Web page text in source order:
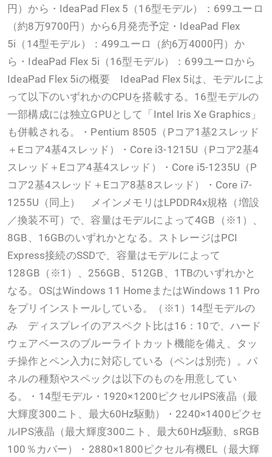
円）から・IdeaPad Flex 5（16型モデル）：699ユーロ
（約8万9700円）から6月発売予定・IdeaPad Flex
5i（14型モデル）：499ユーロ（約6万4000円）か
ら・IdeaPad Flex 5i（16型モデル）：699ユーロから
IdeaPad Flex 5iの概要 IdeaPad Flex 5iは、モデルによ
って以下のいずれかのCPUを搭載する。16型モデルの
一部構成には独立GPUとして「Intel Iris Xe Graphics」
も併載される。・Pentium 8505（Pコア1基2スレッド
＋Eコア4基4スレッド）・Core i3-1215U（Pコア2基4
スレッド＋Eコア4基4スレッド）・Core i5-1235U（P
コア2基4スレッド＋Eコア8基8スレッド）・Core i7-
1255U（同上） メインメモリはLPDDR4x規格（増設
／換装不可）で、容量はモデルによって4GB（※1）、
8GB、16GBのいずれかとなる。ストレージはPCI
Express接続のSSDで、容量はモデルによって
128GB（※1）、256GB、512GB、1TBのいずれかと
なる。OSはWindows 11 HomeまたはWindows 11 Pro
をプリインストールしている。（※1）14型モデルの
み ディスプレイのアスペクト比は16：10で、ハード
ウェアベースのブルーライトカット機能を備え、タッ
チ操作とペン入力に対応している（ペンは別売）。パ
ネルの種類やスペックは以下のものを用意してい
る。・14型モデル・1920×1200ピクセルIPS液晶（最
大輝度300ニト、最大60Hz駆動）・2240×1400ピクセ
ルIPS液晶（最大輝度300ニト、最大60Hz駆動、sRGB
100％カバー）・2880×1800ピクセル有機EL（最大輝